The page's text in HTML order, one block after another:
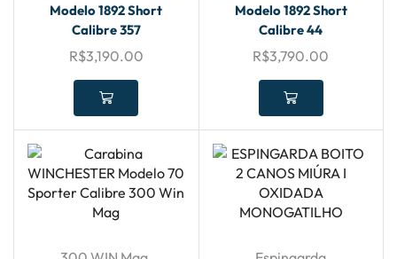
Modelo 1892 Short
Calibre 357
R$3,190.00
Modelo 1892 Short
Calibre 44
R$3,790.00